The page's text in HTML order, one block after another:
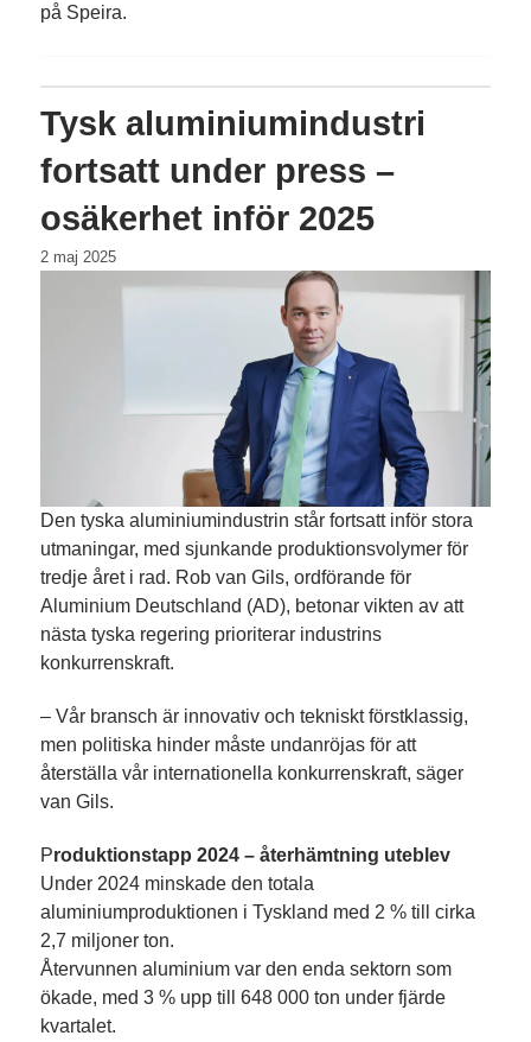
på Speira.
Tysk aluminiumindustri
fortsatt under press –
osäkerhet inför 2025
2 maj 2025
Den tyska aluminiumindustrin står fortsatt inför stora
utmaningar, med sjunkande produktionsvolymer för
tredje året i rad. Rob van Gils, ordförande för
Aluminium Deutschland (AD), betonar vikten av att
nästa tyska regering prioriterar industrins
konkurrenskraft.
– Vår bransch är innovativ och tekniskt förstklassig,
men politiska hinder måste undanröjas för att
återställa vår internationella konkurrenskraft, säger
van Gils.
Produktionstapp 2024 – återhämtning uteblev
Under 2024 minskade den totala
aluminiumproduktionen i Tyskland med 2 % till cirka
2,7 miljoner ton.
Återvunnen aluminium var den enda sektorn som
ökade, med 3 % upp till 648 000 ton under fjärde
kvartalet.